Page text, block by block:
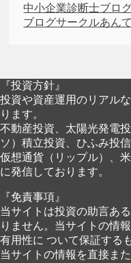
中小企業診断士ブロ
ブログサークルあん
『投資方針』
投資や資産運用のリアル
ります。
不動産投資、太陽光発電
ソ）積立投資、ひふみ投
仮想通貨（リップル）、
に発信しております。
『免責事項』
当サイトは投資の助言あ
りません。当サイトの情
有用性に ついて保証する
当サイトの情報を直接ま